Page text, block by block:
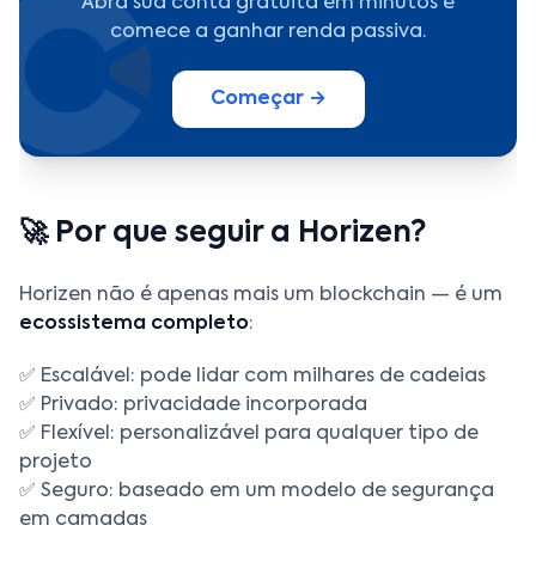
Abra sua conta gratuita em minutos e
comece a ganhar renda passiva.
Começar →
🚀 Por que seguir a Horizen?
Horizen não é apenas mais um blockchain — é um
ecossistema completo:
✅ Escalável: pode lidar com milhares de cadeias
✅ Privado: privacidade incorporada
✅ Flexível: personalizável para qualquer tipo de
projeto
✅ Seguro: baseado em um modelo de segurança
em camadas